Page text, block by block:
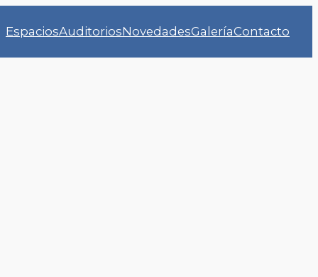
EspaciosAuditoriosNovedadesGaleríaContacto